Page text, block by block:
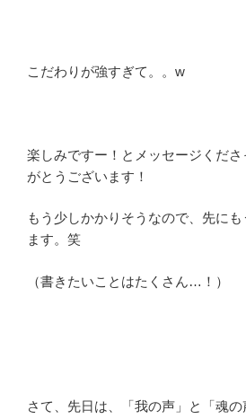
こだわりが強すぎて。。w
楽しみですー！とメッセージくださ
がとうございます！
もう少しかかりそうなので、先に
ます。笑
（書きたいことはたくさん…！）
さて、先日は、「我の声」と「魂